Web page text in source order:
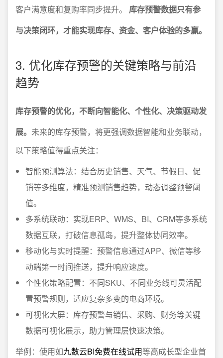
客户满意度和复购率同步提升。 库存预警数据只有参
与决策闭环，才能实现库存、资金、客户体验的多赢。
3. 优化库存预警的关键策略与前沿
趋势
库存预警的优化，不断向智能化、个性化、决策驱动发
展。 未来的库存预警，将更强调数据智能和业务联动，
以下策略值得重点关注：
智能预测算法：结合历史销售、天气、节假日、促
销等多维度，精准预测销售趋势，动态调整预警阈
值。
多系统联动：实现ERP、WMS、BI、CRM等多系统
数据互联，打破信息孤岛，提升整体协同效率。
移动化与实时提醒：预警信息通过APP、微信等移
动端第一时间推送，提升响应速度。
个性化策略配置：不同SKU、不同业务线可灵活配
置预警规则，适应复杂多变的电商环境。
可视化大屏：库存预警与销售、采购、财务等关键
数据可视化展示，助力管理层快速决策。
举例：使用如九数云BI免费在线试用等高成长型企业首